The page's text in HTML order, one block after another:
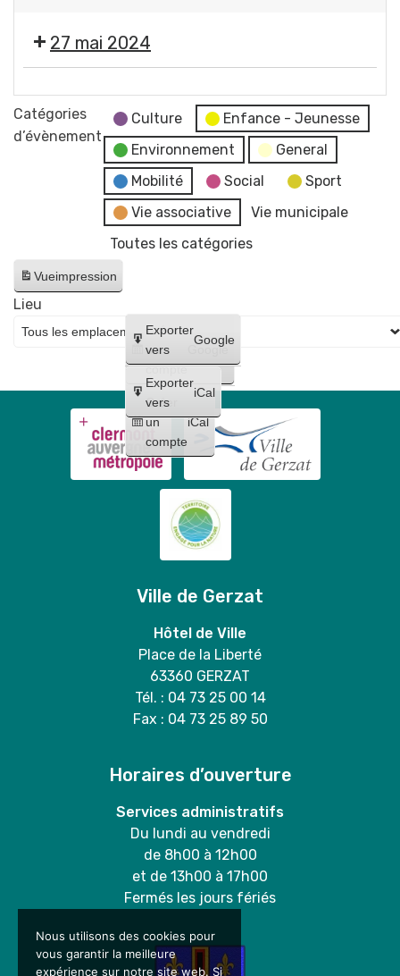
des
services
municipaux
27 mai 2024
France
Services
Catégories
d’évènement
Culture
Enfance - Jeunesse
Environnement
General
Mobilité
Social
Sport
Vie associative
Vie municipale
Toutes les catégories
Vueimpression
Créer
un
compte
Google
Créer
un
compte
iCal
Exporter
vers
Google
Exporter
vers
iCal
Lieu
Ville de Gerzat
Hôtel de Ville
Place de la Liberté
63360 GERZAT
Tél. : 04 73 25 00 14
Fax : 04 73 25 89 50
Horaires d’ouverture
Services administratifs
Du lundi au vendredi
de 8h00 à 12h00
et de 13h00 à 17h00
Fermés les jours fériés
Nous utilisons des cookies pour
vous garantir la meilleure
expérience sur notre site web. Si